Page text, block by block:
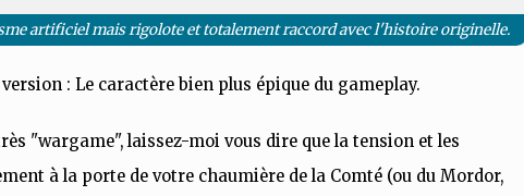
artificiel mais rigolote et totalement raccord avec l'histoire originelle.
: Le caractère bien plus épique du gameplay.
"wargame", laissez-moi vous dire que la tension et les
à la porte de votre chaumière de la Comté (ou du Mordor,